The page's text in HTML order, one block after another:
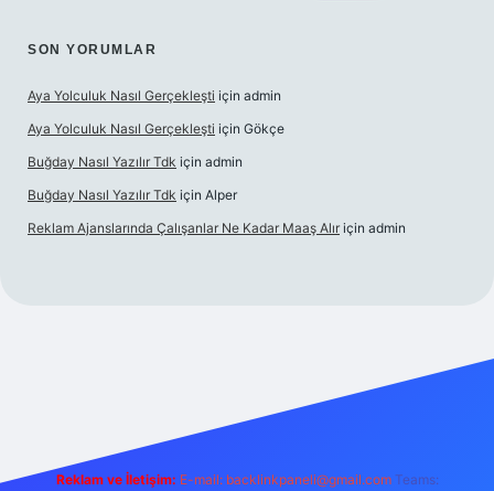
SON YORUMLAR
Aya Yolculuk Nasıl Gerçekleşti için admin
Aya Yolculuk Nasıl Gerçekleşti için Gökçe
Buğday Nasıl Yazılır Tdk için admin
Buğday Nasıl Yazılır Tdk için Alper
Reklam Ajanslarında Çalışanlar Ne Kadar Maaş Alır için admin
Reklam ve İletişim: E-mail: backlinkpaneli@gmail.com Teams: